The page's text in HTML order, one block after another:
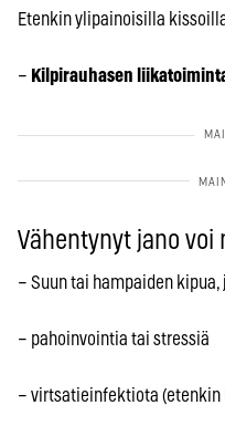
Etenkin ylipainoisilla
– Kilpirauhasen
Vähentynyt jano voi
– Suun tai hampaiden
– pahoinvointia tai stressiä
– virtsatieinfektiota